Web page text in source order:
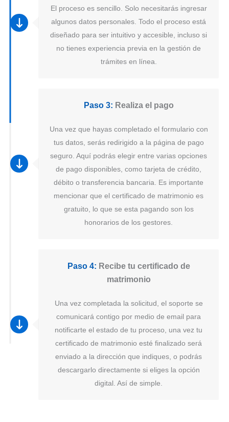
El proceso es sencillo. Solo necesitarás ingresar
algunos datos personales. Todo el proceso está
diseñado para ser intuitivo y accesible, incluso si
no tienes experiencia previa en la gestión de
trámites en línea.
Paso 3: Realiza el pago
Una vez que hayas completado el formulario con
tus datos, serás redirigido a la página de pago
seguro. Aquí podrás elegir entre varias opciones
de pago disponibles, como tarjeta de crédito,
débito o transferencia bancaria. Es importante
mencionar que el certificado de matrimonio es
gratuito, lo que se esta pagando son los
honorarios de los gestores.
Paso 4: Recibe tu certificado de
matrimonio
Una vez completada la solicitud, el soporte se
comunicará contigo por medio de email para
notificarte el estado de tu proceso, una vez tu
certificado de matrimonio esté finalizado será
enviado a la dirección que indiques, o podrás
descargarlo directamente si eliges la opción
digital. Así de simple.